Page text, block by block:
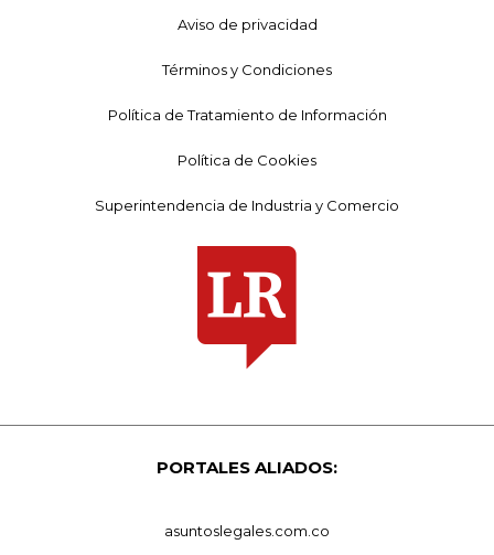
Aviso de privacidad
Términos y Condiciones
Política de Tratamiento de Información
Política de Cookies
Superintendencia de Industria y Comercio
PORTALES ALIADOS:
asuntoslegales.com.co